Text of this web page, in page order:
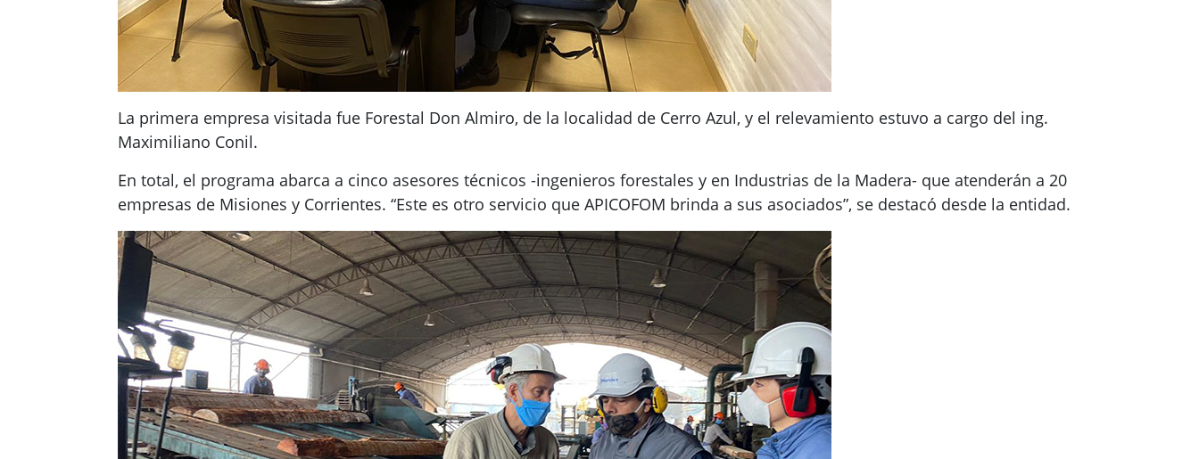
La primera empresa visitada fue Forestal Don Almiro, de la localidad de Cerro Azul, y el relevamiento estuvo a cargo del ing.
Maximiliano Conil.
En total, el programa abarca a cinco asesores técnicos -ingenieros forestales y en Industrias de la Madera- que atenderán a 20
empresas de Misiones y Corrientes. “Este es otro servicio que APICOFOM brinda a sus asociados”, se destacó desde la entidad.